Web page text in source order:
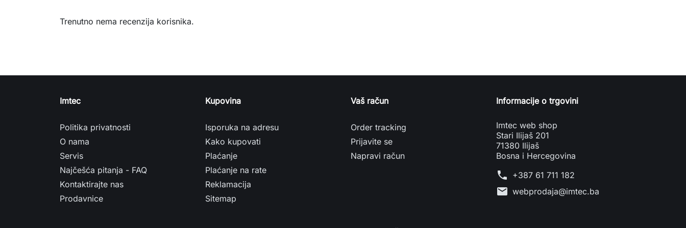
Trenutno nema recenzija korisnika.
Imtec
Politika privatnosti
O nama
Servis
Najčešća pitanja - FAQ
Kontaktirajte nas
Prodavnice
Kupovina
Isporuka na adresu
Kako kupovati
Plaćanje
Plaćanje na rate
Reklamacija
Sitemap
Vaš račun
Order tracking
Prijavite se
Napravi račun
Informacije o trgovini
Imtec web shop
Stari Ilijaš 201
71380 Ilijaš
Bosna i Hercegovina
phone +387 61 711 182
mail webprodaja@imtec.ba